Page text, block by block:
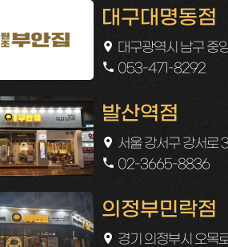
대구대명동점
대구광역시 남구 중
053-471-8292
발산역점
서울 강서구 강서로
02-3665-8836
의정부민락점
경기 의정부시 오목